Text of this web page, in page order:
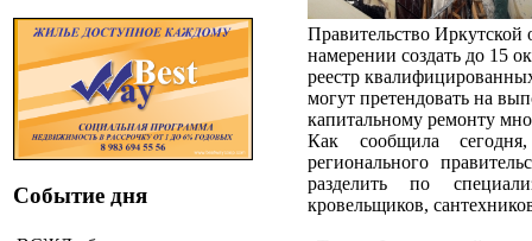
Событие дня
Правительство Иркутской
намерении создать до 15
реестр
могут претендовать на
капитальному ремонту
Как сообщила
регионального
разделить по
кровельщиков,